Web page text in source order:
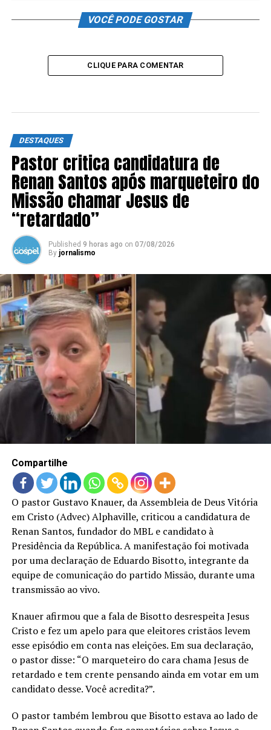
VOCÊ PODE GOSTAR
CLIQUE PARA COMENTAR
DESTAQUES
Pastor critica candidatura de
Renan Santos após marqueteiro do
Missão chamar Jesus de
“retardado”
Published 9 horas ago on 07/08/2026
By jornalismo
Compartilhe
O pastor Gustavo Knauer, da Assembleia de Deus Vitória
em Cristo (Advec) Alphaville, criticou a candidatura de
Renan Santos, fundador do MBL e candidato à
Presidência da República. A manifestação foi motivada
por uma declaração de Eduardo Bisotto, integrante da
equipe de comunicação do partido Missão, durante uma
transmissão ao vivo.
Knauer afirmou que a fala de Bisotto desrespeita Jesus
Cristo e fez um apelo para que eleitores cristãos levem
esse episódio em conta nas eleições. Em sua declaração,
o pastor disse: “O marqueteiro do cara chama Jesus de
retardado e tem crente pensando ainda em votar em um
candidato desse. Você acredita?”.
O pastor também lembrou que Bisotto estava ao lado de